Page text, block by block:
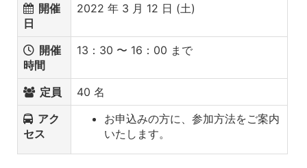
開催
日
2022 年 3 月 12 日 (土)
開催
時間
13：30 〜 16：00 まで
定員
40 名
アク
セス
お申込みの方に、参加方法をご案内
いたします。